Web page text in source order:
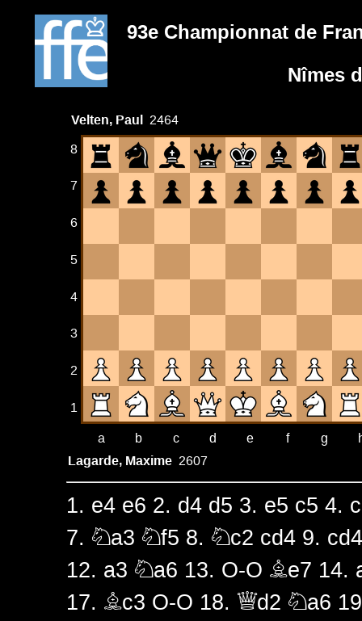
93e Championnat de
Nîmes
Velten, Paul 2464
8
7
6
5
4
3
2
1
a
b c d e f g
Lagarde, Maxime 2607
1. e4 e6 2. d4 d5 3. e5 c5 4.
7. Na3 Nf5 8. Nc2 cd4 9. cd4
12. a3 Na6 13. O-O Be7 14.
17. Bc3 O-O 18. Qd2 Na6